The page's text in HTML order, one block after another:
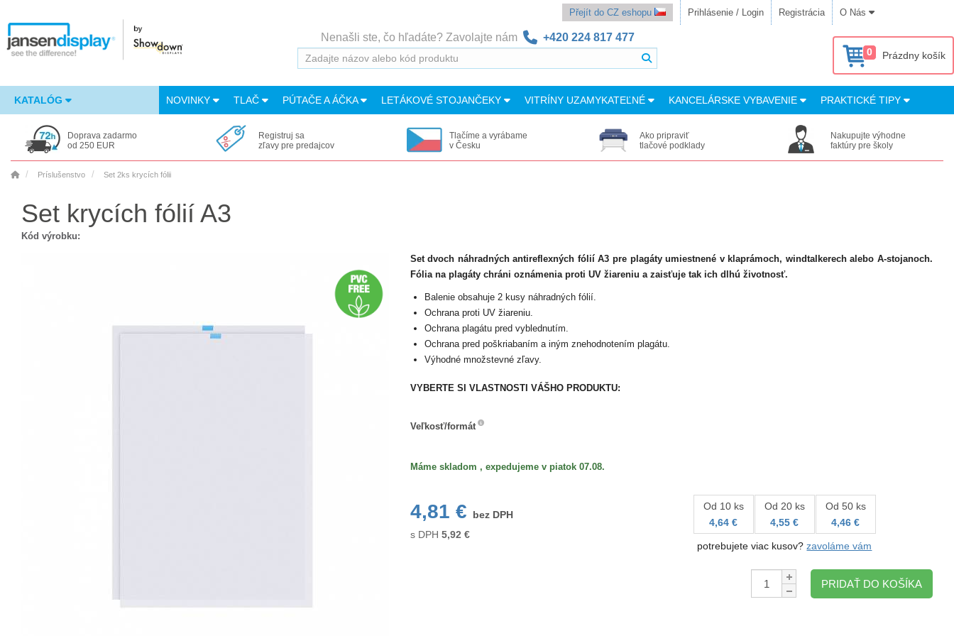
Přejít do CZ eshopu Prihlásenie / Login Registrácia O Nás
Nenašli ste, čo hľadáte? Zavolajte nám +420 224 817 477
0 Prázdny košík
KATALÓG NOVINKY TLAČ PÚTAČE A ÁČKA LETÁKOVÉ STOJANČEKY VITRÍNY UZAMYKATEĽNÉ KANCELÁRSKE VYBAVENIE PRAKTICKÉ TIPY
Doprava zadarmo
od 250 EUR
Registruj sa
zľavy pre predajcov
Tlačíme a vyrábame
v Česku
Ako pripraviť
tlačové podklady
Nakupujte výhodne
faktúry pre školy
Príslušenstvo Set 2ks krycích fólii
Set krycích fólií A3
Kód výrobku:
Set dvoch náhradných antireflexných fólií A3 pre plagáty umiestnené v klaprámoch, windtalkerech alebo A-stojanoch.
Fólia na plagáty chráni oznámenia proti UV žiareniu a zaisťuje tak ich dlhú životnosť.
Balenie obsahuje 2 kusy náhradných fólií.
Ochrana proti UV žiareniu.
Ochrana plagátu pred vyblednutím.
Ochrana pred poškriabaním a iným znehodnotením plagátu.
Výhodné množstevné zľavy.
VYBERTE SI VLASTNOSTI VÁŠHO PRODUKTU:
Veľkosť/formát
Máme skladom , expedujeme v piatok 07.08.
4,81 €
bez DPH
s DPH 5,92 €
Od 10 ks
4,64 €
Od 20 ks
4,55 €
Od 50 ks
4,46 €
potrebujete viac kusov?zavoláme vám
Množstvo:
PRIDAŤ DO KOŠÍKA